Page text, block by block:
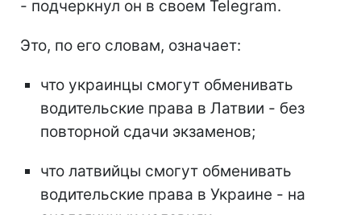
- подчеркнул он в своем Telegram.
Это, по его словам, означает:
что украинцы смогут обменивать
водительские права в Латвии - без
повторной сдачи экзаменов;
что латвийцы смогут обменивать
водительские права в Украине - на